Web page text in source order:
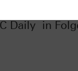
Daily in